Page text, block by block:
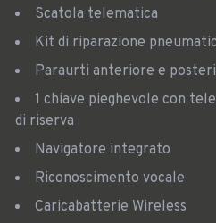
Scatola telematica
Kit di riparazione
Paraurti anteriore e
1 chiave pieghevole con telecomando (2 tasti) + 1 chiave
di riserva
Navigatore integrato
Riconoscimento vocale
Caricabatterie Wireless